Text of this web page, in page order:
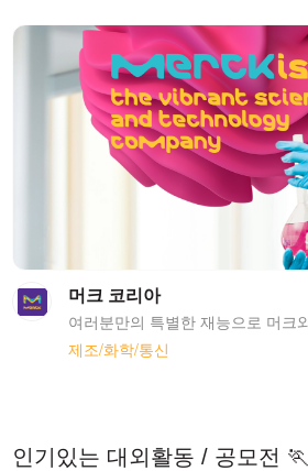
머크 코리아
제조/화학/통신
인기있는 대외활동 / 공모전 🏃